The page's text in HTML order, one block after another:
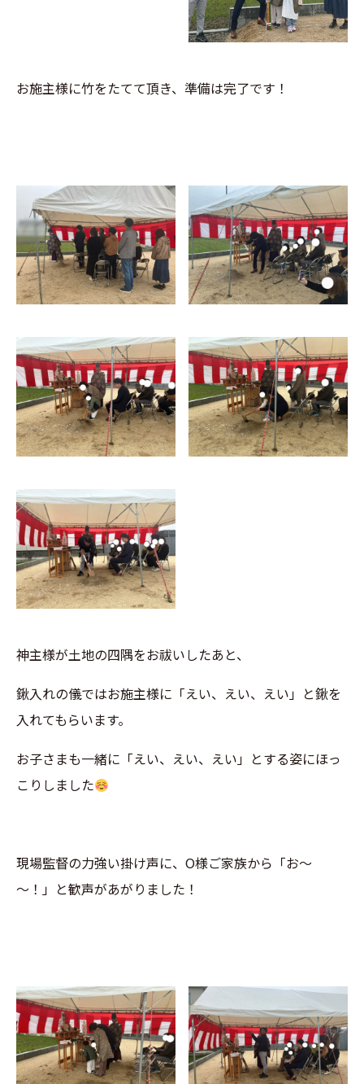
お施主様に竹をたてて頂き、準備は完了です！
神主様が土地の四隅をお祓いしたあと、
鍬入れの儀ではお施主様に「えい、えい、えい」と鍬を
入れてもらいます。
お子さまも一緒に「えい、えい、えい」とする姿にほっ
こりしました
現場監督の力強い掛け声に、O様ご家族から「お～
～！」と歓声があがりました！